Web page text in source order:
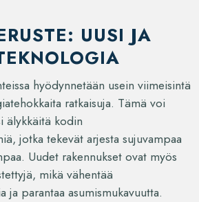
UUSI JA
hyödynnetään usein viimeisintä
ratkaisuja. Tämä voi
älykkäitä kodin
jotka tekevät arjesta sujuvampaa
Uudet rakennukset ovat myös
mikä vähentää
ja parantaa asumismukavuutta.